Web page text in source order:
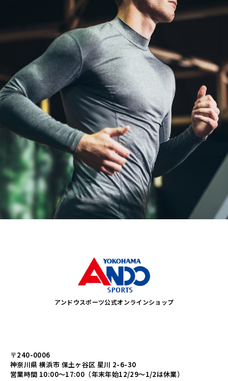
アンドウスポーツ公式オンラインショップ
〒240-0006
神奈川県 横浜市 保土ヶ谷区 星川 2-6-30
営業時間 10:00～17:00（年末年始12/29～1/2は休業）